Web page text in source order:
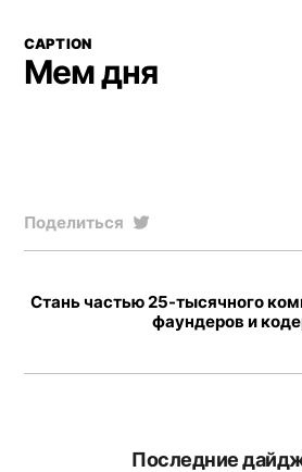
CAPTION
Мем дня
Поделиться
Стань частью 25-тысячного
фаундеров и
Последние